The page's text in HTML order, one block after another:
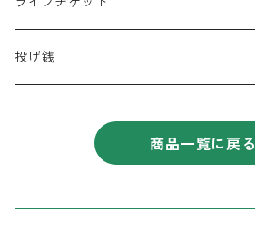
コラボCD
コンピレーションアルバム
ロンT
キーホルダー
データ
投げ銭
商品一覧に戻る